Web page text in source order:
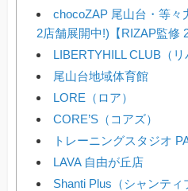
chocoZAP 尾山台・等々
2店舗展開中!)【RIZAP監修
LIBERTYHILL CLUB（リ
尾山台地域体育館
LORE（ロア）
CORE’S（コアズ）
トレーニングスタジオ
LAVA 自由が丘店
Shanti Plus（シャンティ